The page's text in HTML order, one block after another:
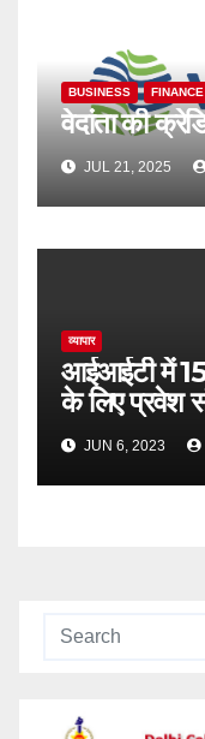
BUSINESS FINANCE
वेदांता की
JUL 21, 2025
व्यापार
आईआईटी में
के लिए प्रवेश
JUN 6, 2023